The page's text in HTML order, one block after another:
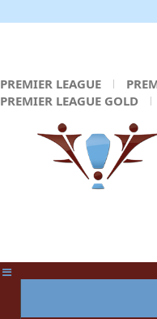
PREMIER LEAGUE
PREMIER LEAGUE GOLD